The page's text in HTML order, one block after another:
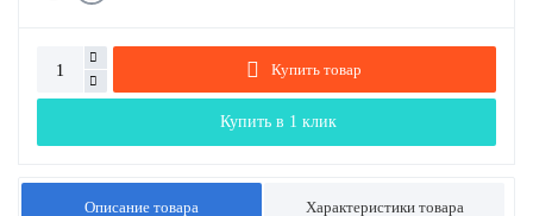
Купить товар
Купить в 1 клик
Описание товара Характеристики товара